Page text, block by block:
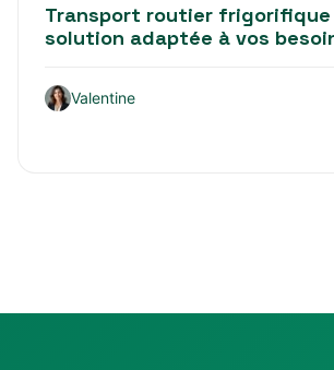
Transport routier frigorifique
solution adaptée à vos
Valentine